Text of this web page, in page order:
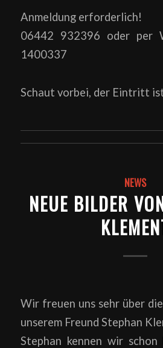
Anmeldung erforderlich!
06442 932396 oder per
1400337
Schaut vorbei, der Eintritt
NEWS
NEUE BILDER
Wir freuen uns sehr über
unserem Freund Stephan
Stephan kennen wir